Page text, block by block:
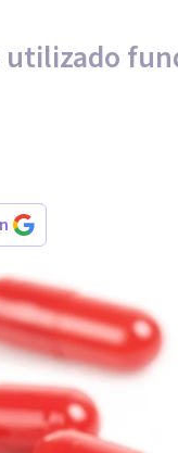
utilizado